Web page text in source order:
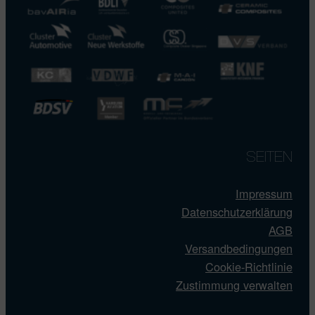
SEITEN
Impressum
Datenschutzerklärung
AGB
Versandbedingungen
Cookie-Richtlinie
Zustimmung verwalten